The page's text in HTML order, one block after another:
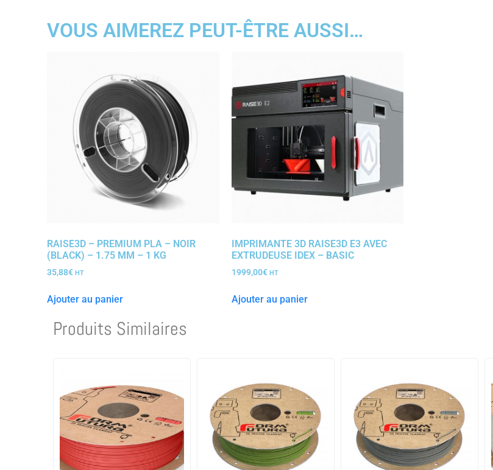
VOUS AIMEREZ PEUT-ÊTRE AUSSI…
RAISE3D – PREMIUM PLA – NOIR
(BLACK) – 1.75 MM – 1 KG
35,88€ HT
Ajouter au panier
IMPRIMANTE 3D RAISE3D E3 AVEC
EXTRUDEUSE IDEX – BASIC
1999,00€ HT
Ajouter au panier
Produits Similaires